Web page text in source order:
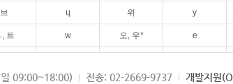
브 ɥ 위 y
, 트 w 오, 우* e
, 크 ɛ
09:00~18:00) 전송: 02-2669-9737 개발지원